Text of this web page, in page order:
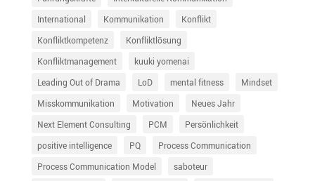
International
Kommunikation
Konflikt
Konfliktkompetenz
Konfliktlösung
Konfliktmanagement
kuuki yomenai
Leading Out of Drama
LoD mental fitness
Mindset
Misskommunikation
Motivation
Neues Jahr
Next Element Consulting
PCM
Persönlichkeit
positive intelligence
PQ
Process Communication
Process Communication Model
saboteur